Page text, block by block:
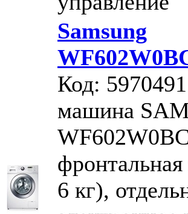
Samsung
Код: 5970491
машина
фронтальная
6 кг),